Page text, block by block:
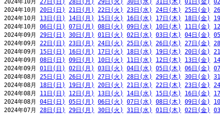
2024年10月 27日(日) 28日(月) 29日(火) 30日(水) 31日(木) 01日(金)
2024年10月 20日(日) 21日(月) 22日(火) 23日(水) 24日(木) 25日(金)
2024年10月 13日(日) 14日(月) 15日(火) 16日(水) 17日(木) 18日(金)
2024年10月 06日(日) 07日(月) 08日(火) 09日(水) 10日(木) 11日(金)
2024年09月 29日(日) 30日(月) 01日(火) 02日(水) 03日(木) 04日(金)
2024年09月 22日(日) 23日(月) 24日(火) 25日(水) 26日(木) 27日(金)
2024年09月 15日(日) 16日(月) 17日(火) 18日(水) 19日(木) 20日(金)
2024年09月 08日(日) 09日(月) 10日(火) 11日(水) 12日(木) 13日(金)
2024年09月 01日(日) 02日(月) 03日(火) 04日(水) 05日(木) 06日(金)
2024年08月 25日(日) 26日(月) 27日(火) 28日(水) 29日(木) 30日(金)
2024年08月 18日(日) 19日(月) 20日(火) 21日(水) 22日(木) 23日(金)
2024年08月 11日(日) 12日(月) 13日(火) 14日(水) 15日(木) 16日(金)
2024年08月 04日(日) 05日(月) 06日(火) 07日(水) 08日(木) 09日(金)
2024年07月 28日(日) 29日(月) 30日(火) 31日(水) 01日(木) 02日(金)